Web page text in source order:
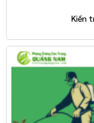
Kiến